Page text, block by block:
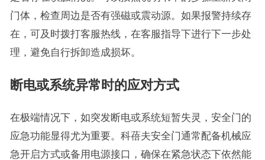
门体，检查周边是否有强磁或震动源。如果报警持续存
在，可及时拨打客服热线，在客服指导下进行下一步处
理，避免自行拆卸造成损坏。
断电或系统异常时的应对方式
在极端情况下，如突发断电或系统短暂失灵，安全门的
应急功能显得尤为重要。科蓓夫安全门通常配备机械应
急开启方式或备用电源接口，确保在紧急状态下依然能